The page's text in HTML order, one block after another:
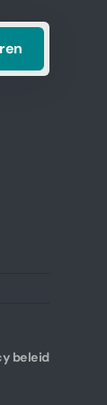
beleid